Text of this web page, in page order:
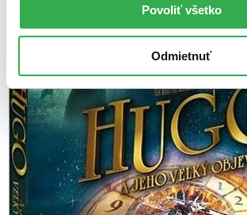
Povoliť všetko
Odmietnuť